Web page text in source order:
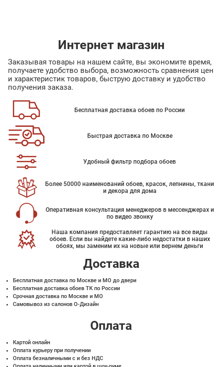
Интернет магазин
Заказывая товары на нашем сайте, вы экономите время,
получаете удобство выбора, возможность сравнения цен
и характеристик товаров, быструю доставку и удобство
получения заказа.
Бесплатная доставка обоев по России
Быстрая доставка по Москве
Удобный фильтр подбора обоев
Более 50000 наименований обоев, красок, лепнины, ткани
и декора для дома
Оперативная консультация менеджеров в мессенджерах и
по видео звонку
Наша компания предоставляет гарантию на все виды
обоев. Если вы найдете какие-либо недостатки в наших
обоях, мы заменим их на новые или вернем деньги
Доставка
Бесплатная доставка по Москве и МО до двери
Бесплатная доставка обоев ТК по России
Срочная доставка по Москве и МО
Самовывоз из салонов О-Дизайн
Оплата
Картой онлайн
Оплата курьеру при получении
Оплата безналичными с и без НДС